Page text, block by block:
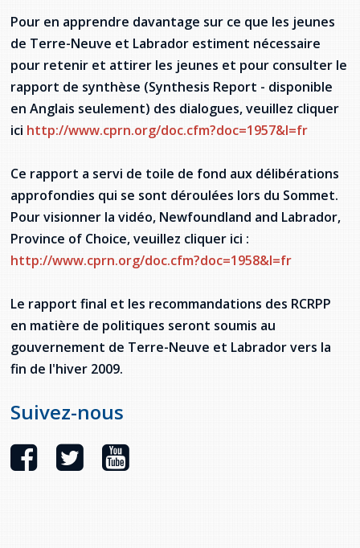
Pour en apprendre davantage sur ce que les jeunes
de Terre-Neuve et Labrador estiment nécessaire
pour retenir et attirer les jeunes et pour consulter le
rapport de synthèse (Synthesis Report - disponible
en Anglais seulement) des dialogues, veuillez cliquer
ici http://www.cprn.org/doc.cfm?doc=1957&l=fr
Ce rapport a servi de toile de fond aux délibérations
approfondies qui se sont déroulées lors du Sommet.
Pour visionner la vidéo, Newfoundland and Labrador,
Province of Choice, veuillez cliquer ici :
http://www.cprn.org/doc.cfm?doc=1958&l=fr
Le rapport final et les recommandations des RCRPP
en matière de politiques seront soumis au
gouvernement de Terre-Neuve et Labrador vers la
fin de l'hiver 2009.
Suivez-nous